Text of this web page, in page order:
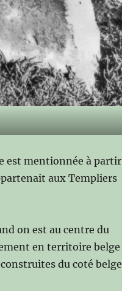
est mentionnée à partir
aux Templiers
on est au centre du
en territoire belge
du coté belge